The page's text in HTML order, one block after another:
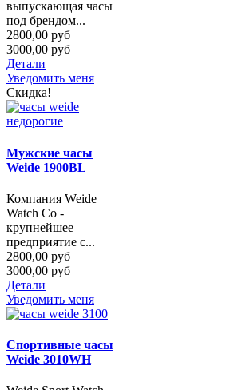
выпускающая часы
под брендом...
2800,00 руб
3000,00 руб
Детали
Уведомить меня
Скидка!
Мужские часы
Weide 1900BL
Компания Weide
Watch Co -
крупнейшее
предприятие с...
2800,00 руб
3000,00 руб
Детали
Уведомить меня
Спортивные часы
Weide 3010WH